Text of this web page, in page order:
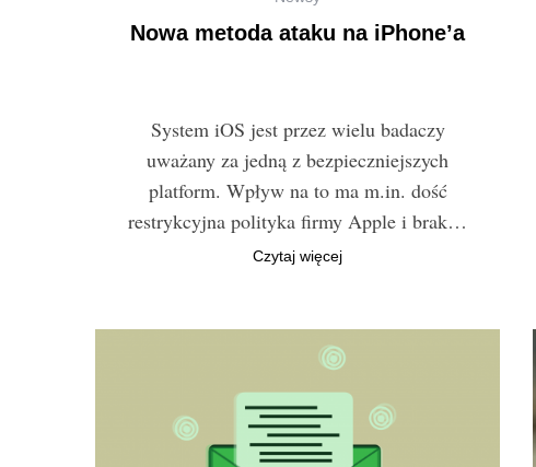
Nowa metoda ataku na iPhone’a
System iOS jest przez wielu badaczy
uważany za jedną z bezpieczniejszych
platform. Wpływ na to ma m.in. dość
restrykcyjna polityka firmy Apple i brak…
Czytaj więcej
e
h